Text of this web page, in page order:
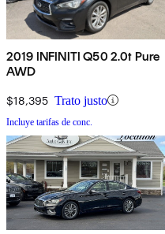
2019 INFINITI Q50 2.0t Pure
AWD
$18,395 Trato justo
Incluye tarifas de conc.